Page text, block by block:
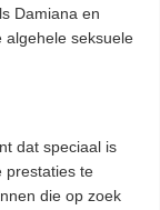
Damiana en
algehele seksuele
dat speciaal is
prestaties te
die op zoek